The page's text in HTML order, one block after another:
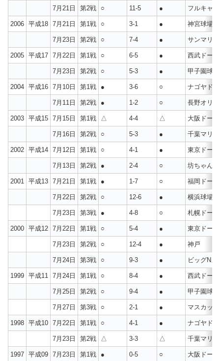
7月21日 第2戦 ○ 11-5 ● フルキャ
2006 平成18 7月21日 第1戦 ○ 3-1 ● 神宮球場
7月23日 第2戦 ○ 7-4 ● サンマリ
2005 平成17 7月22日 第1戦 ○ 6-5 ● 西武ドーム
7月23日 第2戦 ○ 5-3 ● 甲子園球場
2004 平成16 7月10日 第1戦 ● 3-6 ○ ナゴヤド
7月11日 第2戦 ● 1-2 ○ 長野オリ
2003 平成15 7月15日 第1戦 △ 4-4 △ 大阪ドーム
7月16日 第2戦 ○ 5-3 ● 千葉マリン
2002 平成14 7月12日 第1戦 ○ 4-1 ● 東京ドーム
7月13日 第2戦 ● 2-4 ○ 坊ちゃん
2001 平成13 7月21日 第1戦 ● 1-7 ○ 福岡ドーム
7月22日 第2戦 ○ 12-6 ● 横浜球場
7月23日 第3戦 ● 4-8 ○ 札幌ドーム
2000 平成12 7月22日 第1戦 ○ 5-4 ● 東京ドーム
7月23日 第2戦 ○ 12-4 ● 神戸
7月24日 第3戦 ○ 9-3 ● ビッグNス
1999 平成11 7月24日 第1戦 ○ 8-4 ● 西武ドーム
7月25日 第2戦 ○ 9-4 ● 甲子園球場
7月27日 第3戦 ○ 2-1 ● マスカッ
1998 平成10 7月22日 第1戦 ○ 4-1 ● ナゴヤド
7月23日 第2戦 △ 3-3 △ 千葉マリン
1997 平成09 7月23日 第1戦 ● 0-5 ○ 大阪ドーム